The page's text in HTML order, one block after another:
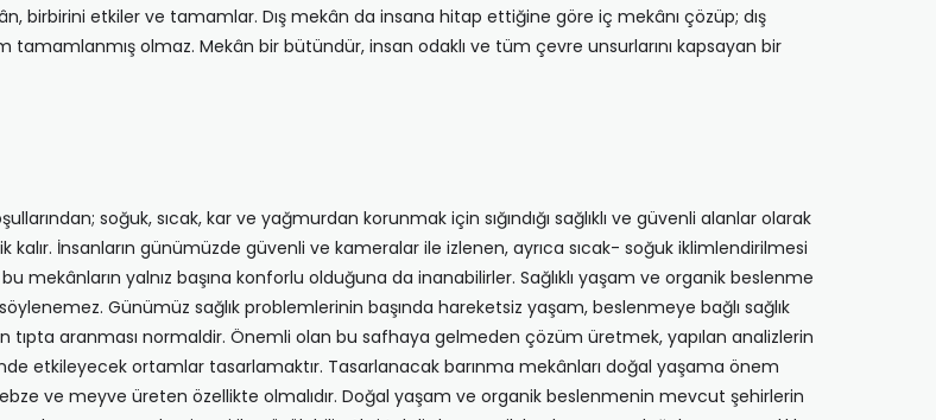
birbirini etkiler ve tamamlar. Dış mekân da insana hitap ettiğine göre iç mekânı çözüp; dış
tamamlanmış olmaz. Mekân bir bütündür, insan odaklı ve tüm çevre unsurlarını kapsayan bir
soğuk, sıcak, kar ve yağmurdan korunmak için sığındığı sağlıklı ve güvenli alanlar olarak
kalır. İnsanların günümüzde güvenli ve kameralar ile izlenen, ayrıca sıcak- soğuk iklimlendirilmesi
mekânların yalnız başına konforlu olduğuna da inanabilirler. Sağlıklı yaşam ve organik beslenme
Günümüz sağlık problemlerinin başında hareketsiz yaşam, beslenmeye bağlı sağlık
aranması normaldir. Önemli olan bu safhaya gelmeden çözüm üretmek, yapılan analizlerin
etkileyecek ortamlar tasarlamaktır. Tasarlanacak barınma mekânları doğal yaşama önem
ve meyve üreten özellikte olmalıdır. Doğal yaşam ve organik beslenmenin mevcut şehirlerin